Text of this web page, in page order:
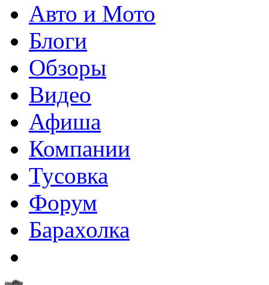
Авто и Мото
Блоги
Обзоры
Видео
Афиша
Компании
Тусовка
Форум
Барахолка